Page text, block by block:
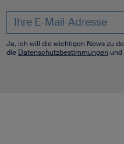
Ja, ich will die wichtigen News zu
die Datenschutzbestimmungen